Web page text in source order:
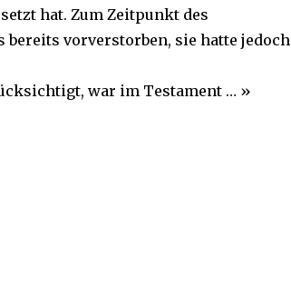
hat. Zum Zeitpunkt des
bereits vorverstorben, sie hatte jedoch
war im Testament … »